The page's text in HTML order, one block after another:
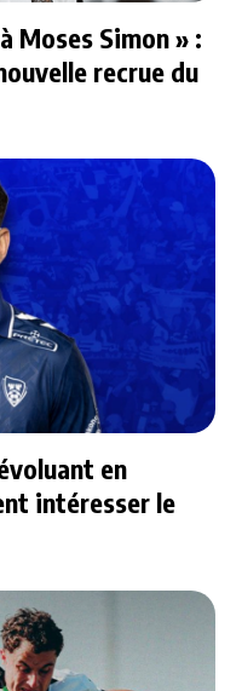
Moses Simon » :
recrue du
en
intéresser le